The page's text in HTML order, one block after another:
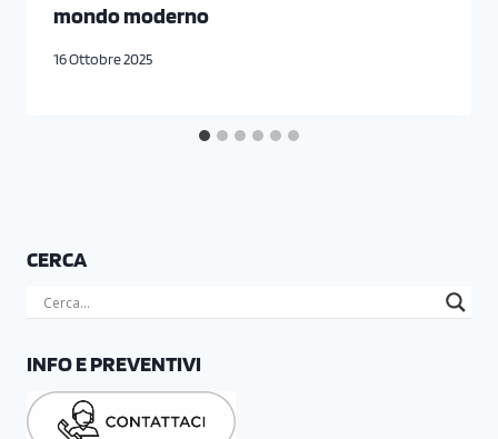
mondo moderno
16 Ottobre 2025
CERCA
INFO E PREVENTIVI